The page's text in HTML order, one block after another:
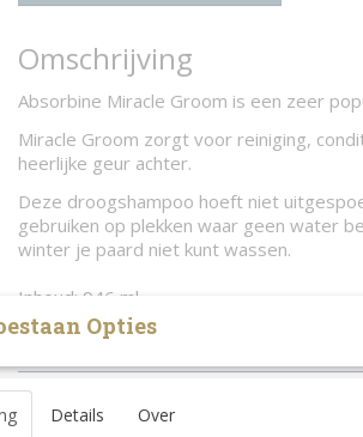
Omschrijving
Absorbine Miracle Groom is een zeer
Miracle Groom zorgt voor reiniging,
heerlijke geur achter.
Deze droogshampoo hoeft niet
gebruiken op plekken waar geen water
winter je paard niet kunt wassen.
Inhoud: 946 ml
Opties
Details Over